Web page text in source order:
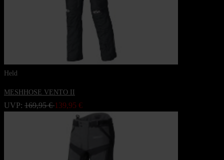
Held
MESHHOSE VENTO II
UVP: 169,95 € 139,95 €